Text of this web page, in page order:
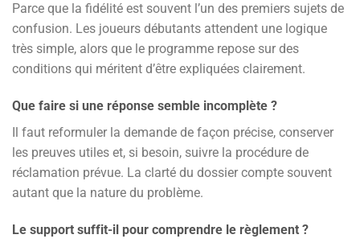
Parce que la fidélité est souvent l’un des premiers sujets de
confusion. Les joueurs débutants attendent une logique
très simple, alors que le programme repose sur des
conditions qui méritent d’être expliquées clairement.
Que faire si une réponse semble incomplète ?
Il faut reformuler la demande de façon précise, conserver
les preuves utiles et, si besoin, suivre la procédure de
réclamation prévue. La clarté du dossier compte souvent
autant que la nature du problème.
Le support suffit-il pour comprendre le règlement ?